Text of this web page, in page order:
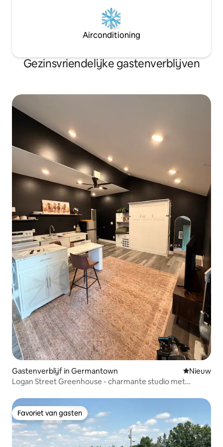
Airconditioning
Gezinsvriendelijke gastenverblijven
Gastenverblijf in Germantown Nieuwe
Nieuw
Logan Street Greenhouse - charmante studio met
Favoriet van gasten
Favoriet van gasten